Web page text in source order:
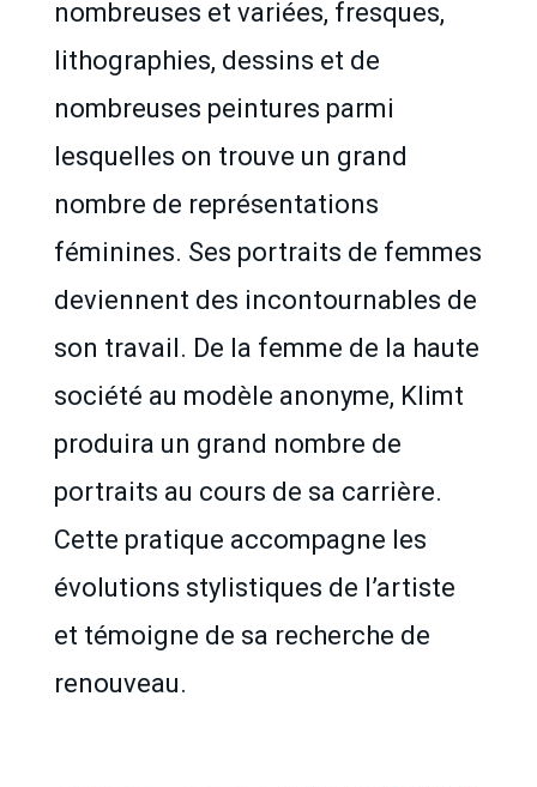
nombreuses et variées, fresques,
lithographies, dessins et de
nombreuses peintures parmi
lesquelles on trouve un grand
nombre de représentations
féminines. Ses portraits de femmes
deviennent des incontournables de
son travail. De la femme de la haute
société au modèle anonyme, Klimt
produira un grand nombre de
portraits au cours de sa carrière.
Cette pratique accompagne les
évolutions stylistiques de l’artiste
et témoigne de sa recherche de
renouveau.